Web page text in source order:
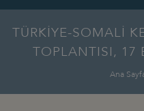
TÜRKİYE-SOMALİ
TOPLANTISI, 17
Ana